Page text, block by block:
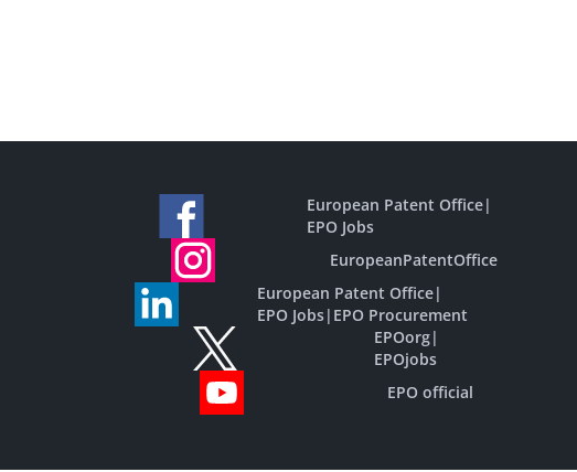
European Patent Office|
EPO Jobs
EuropeanPatentOffice
European Patent Office|
EPO Jobs| EPO Procurement
EPOorg|
EPOjobs
EPO official